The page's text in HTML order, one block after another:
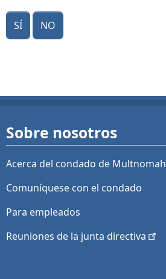
Sí No
Sobre nosotros
Acerca del condado de Multnomah
Comuníquese con el condado
Para empleados
Reuniones de la junta directiva